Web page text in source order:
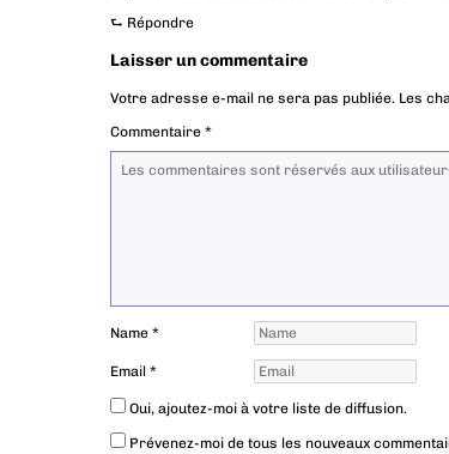
⮑ Répondre
Laisser un commentaire
Votre adresse e-mail ne sera pas publiée. Les
Commentaire *
Name *
Email *
Oui, ajoutez-moi à votre liste de diffusion.
Prévenez-moi de tous les nouveaux